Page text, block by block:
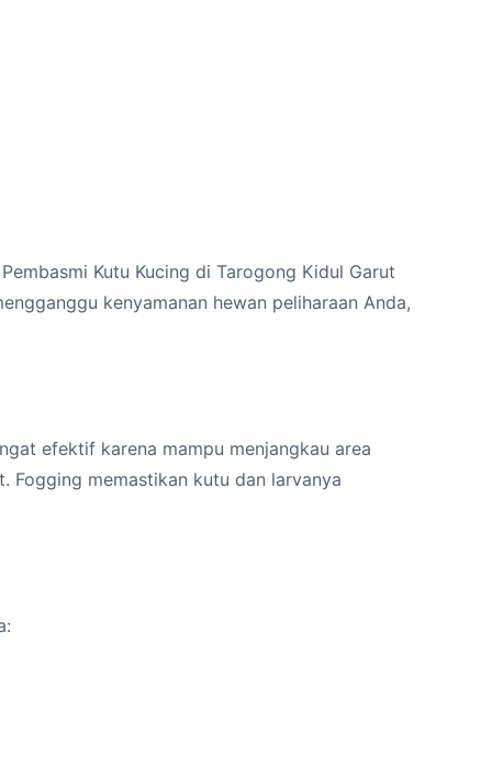
Kutu Kucing di Tarogong Kidul Garut
kenyamanan hewan peliharaan Anda,
efektif karena mampu menjangkau area
Fogging memastikan kutu dan larvanya